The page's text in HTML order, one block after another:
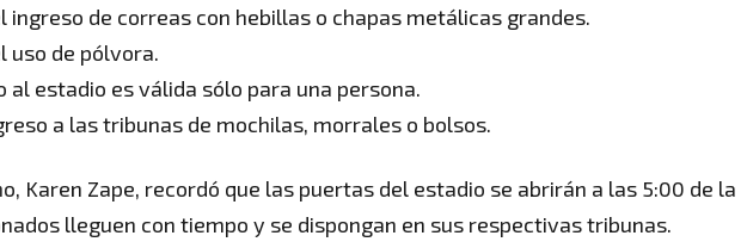
ingreso de correas con hebillas o chapas metálicas grandes.
uso de pólvora.
al estadio es válida sólo para una persona.
a las tribunas de mochilas, morrales o bolsos.
Karen Zape, recordó que las puertas del estadio se abrirán a las 5:00 de la
lleguen con tiempo y se dispongan en sus respectivas tribunas.